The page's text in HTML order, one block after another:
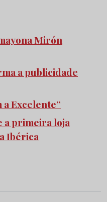
Mirón
a publicidade
a Excelente”
a primeira loja
Ibérica